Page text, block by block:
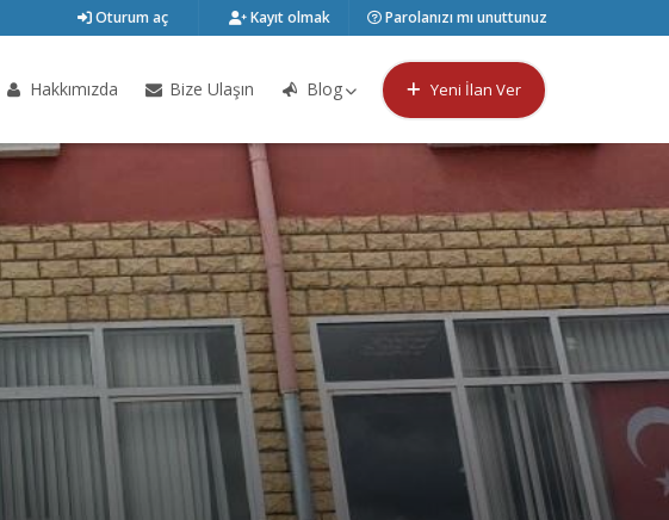
Oturum aç Kayıt olmak Parolanızı mı unuttunuz
Hakkımızda Bize Ulaşın Blog Yeni İlan Ver